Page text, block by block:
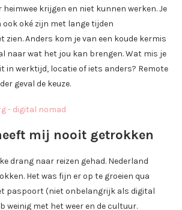
krijgen en niet kunnen werken. Je
ook oké zijn met lange tijden
zien. Anders kom je van een koude kermis
naar wat het jou kan brengen. Wat mis je
in werktijd, locatie of iets anders? Remote
geval de keuze.
mij nooit getrokken
drang naar reizen gehad. Nederland
Het was fijn er op te groeien qua
paspoort (niet onbelangrijk als digital
weinig met het weer en de cultuur.